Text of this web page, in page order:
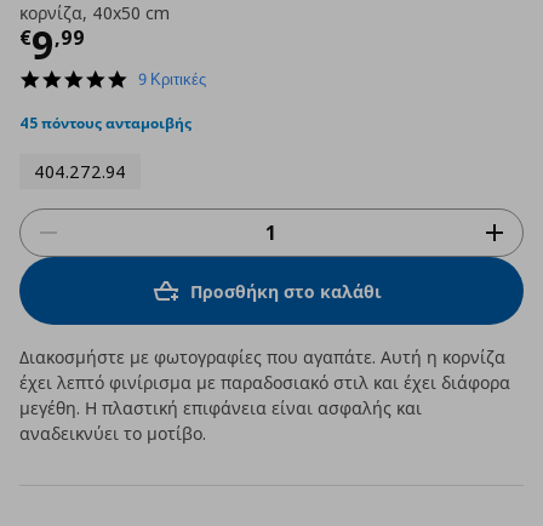
κορνίζα, 40x50 cm
€9,99
Τρέχουσα τιμή
4.8
rating
9 Κριτικές
45 πόντους ανταμοιβής
404.272.94
Προσθήκη στο καλάθι
Διακοσμήστε με φωτογραφίες που αγαπάτε. Αυτή η κορνίζα
έχει λεπτό φινίρισμα με παραδοσιακό στιλ και έχει διάφορα
μεγέθη. Η πλαστική επιφάνεια είναι ασφαλής και
αναδεικνύει το μοτίβο.